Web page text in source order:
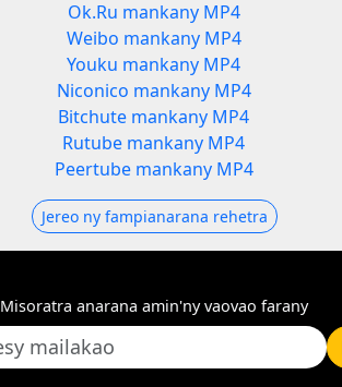
Ok.Ru mankany MP4
Weibo mankany MP4
Youku mankany MP4
Niconico mankany MP4
Bitchute mankany MP4
Rutube mankany MP4
Peertube mankany MP4
Jereo ny fampianarana rehetra
Misoratra anarana amin'ny vaovao farany